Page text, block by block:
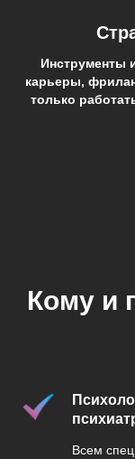
Инструменты
карьеры,
только
Кому и
Всем